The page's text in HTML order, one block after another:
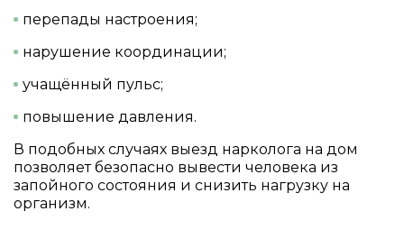
перепады настроения;
нарушение координации;
учащённый пульс;
повышение давления.
В подобных случаях выезд нарколога на дом
позволяет безопасно вывести человека из
запойного состояния и снизить нагрузку на
организм.